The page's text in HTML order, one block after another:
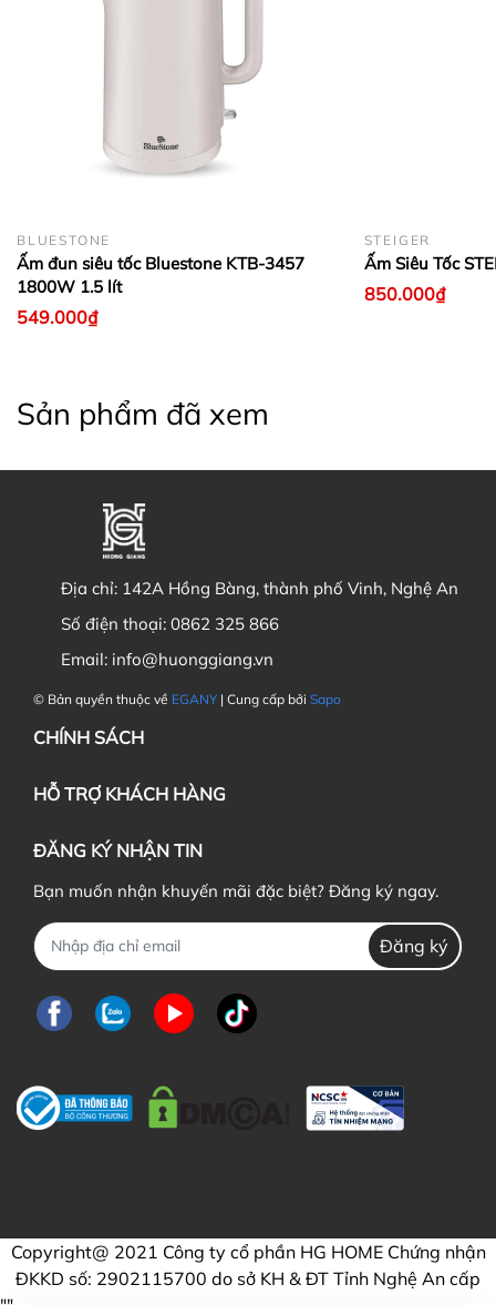
BLUESTONE
Ấm đun siêu tốc Bluestone KTB-3457
1800W 1.5 lít
549.000₫
STEIGER
Ấm Siêu Tốc
850.000₫
Sản phẩm đã xem
Địa chỉ: 142A Hồng Bàng, thành phố Vinh, Nghệ An
Số điện thoại: 0862 325 866
Email: info@huonggiang.vn
© Bản quyền thuộc về EGANY | Cung cấp bởi Sapo
CHÍNH SÁCH
HỖ TRỢ KHÁCH HÀNG
ĐĂNG KÝ NHẬN TIN
Bạn muốn nhận khuyến mãi đặc biệt? Đăng ký ngay.
Đăng ký
Copyright@ 2021 Công ty cổ phần HG HOME Chứng nhận
ĐKKD số: 2902115700 do sở KH & ĐT Tỉnh Nghệ An cấp